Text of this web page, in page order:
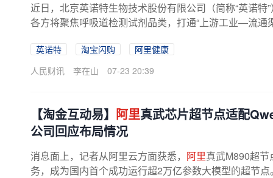
近日，北京英诺特生物技术股份有限公司（简称“英诺特
各方将聚焦呼吸道检测试剂品类，打通“上游工业—流
英诺特 淘宝闪购
阿里健康
人民财讯
李在山 07-23 20:39
【淘金互动易】 阿里真武芯片超节点适配
公司回应布局情况
消息面上，记者从阿里云方面获悉， 阿里真武M890超
务，成为国内首个成功运行超2万亿参数大模型的超节